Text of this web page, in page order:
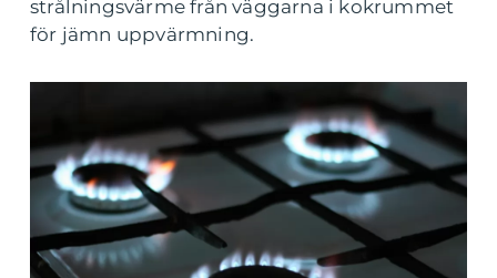
strålningsvärme från väggarna i kokrummet
för jämn uppvärmning.